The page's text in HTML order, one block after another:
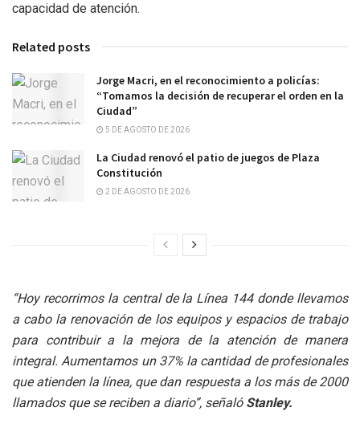
capacidad de atención.
Related posts
Jorge Macri, en el reconocimiento a policías:
“Tomamos la decisión de recuperar el orden en la
Ciudad”
5 DE AGOSTO DE 2026
La Ciudad renovó el patio de juegos de Plaza
Constitución
2 DE AGOSTO DE 2026
“Hoy recorrimos la central de la Línea 144 donde llevamos
a cabo la renovación de los equipos y espacios de trabajo
para contribuir a la mejora de la atención de manera
integral. Aumentamos un 37% la cantidad de profesionales
que atienden la línea, que dan respuesta a los más de 2000
llamados que se reciben a diario”, señaló Stanley.